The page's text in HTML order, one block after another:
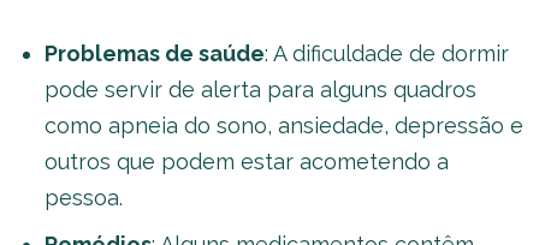
Problemas de saúde: A dificuldade de dormir
pode servir de alerta para alguns quadros
como apneia do sono, ansiedade, depressão e
outros que podem estar acometendo a
pessoa.